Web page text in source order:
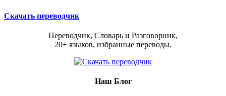
Скачать переводчик
Переводчик, Словарь и Разговорник,
20+ языков, избранные переводы.
Наш Блог